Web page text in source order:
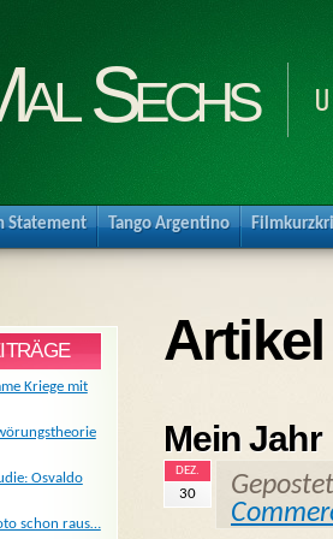
Sechs
Statement Tango Argentino
Mein
DEZ.
30
Kriege mit
Osvaldo
schon raus…